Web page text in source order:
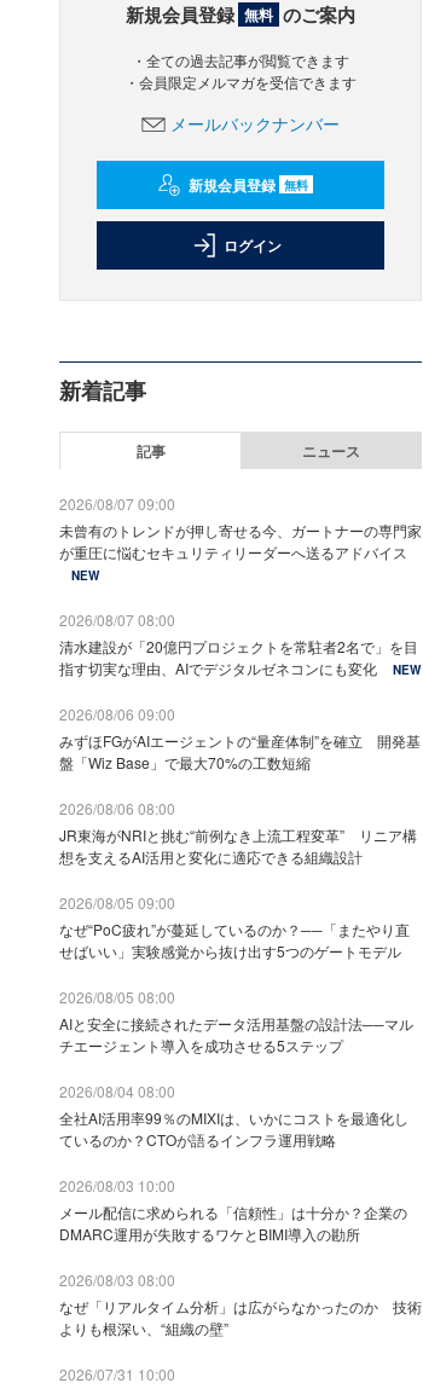
新規会員登録 無料 のご案内
・全ての過去記事が閲覧できます
・会員限定メルマガを受信できます
メールバックナンバー
新規会員登録 無料
ログイン
新着記事
記事 ニュース
2026/08/07 09:00
未曾有のトレンドが押し寄せる今、ガートナーの専門家
が重圧に悩むセキュリティリーダーへ送るアドバイス
NEW
2026/08/07 08:00
清水建設が「20億円プロジェクトを常駐者2名で」を目
指す切実な理由、AIでデジタルゼネコンにも変化
NEW
2026/08/06 09:00
みずほFGがAIエージェントの“量産体制”を確立 開発基
盤「Wiz Base」で最大70%の工数短縮
2026/08/06 08:00
JR東海がNRIと挑む“前例なき上流工程変革” リニア構
想を支えるAI活用と変化に適応できる組織設計
2026/08/05 09:00
なぜ“PoC疲れ”が蔓延しているのか？──「またやり直
せばいい」実験感覚から抜け出す5つのゲートモデル
2026/08/05 08:00
AIと安全に接続されたデータ活用基盤の設計法──マル
チエージェント導入を成功させる5ステップ
2026/08/04 08:00
全社AI活用率99％のMIXIは、いかにコストを最適化し
ているのか？CTOが語るインフラ運用戦略
2026/08/03 10:00
メール配信に求められる「信頼性」は十分か？企業の
DMARC運用が失敗するワケとBIMI導入の勘所
2026/08/03 08:00
なぜ「リアルタイム分析」は広がらなかったのか 技術
よりも根深い、“組織の壁”
2026/07/31 10:00